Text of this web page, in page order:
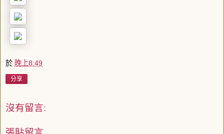
於 晚上8:49
分享
沒有留言: